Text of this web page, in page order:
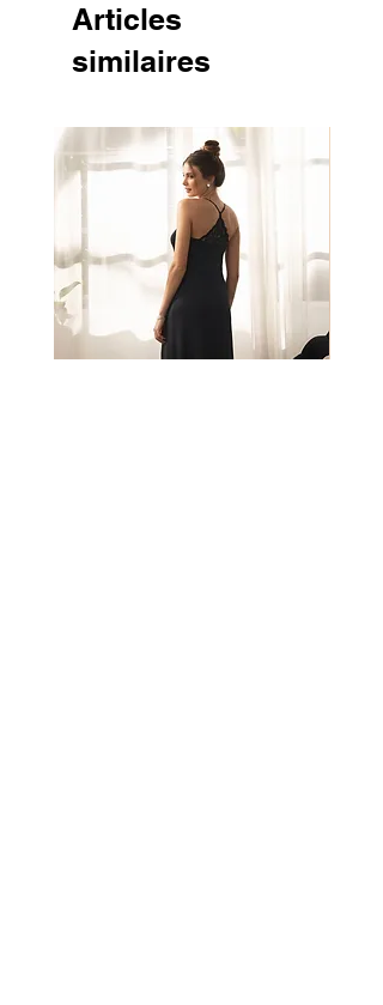
Articles
similaires